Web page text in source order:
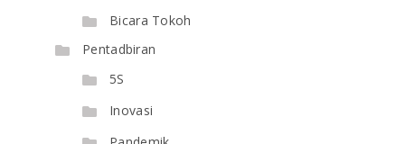
Bicara Tokoh
Pentadbiran
5S
Inovasi